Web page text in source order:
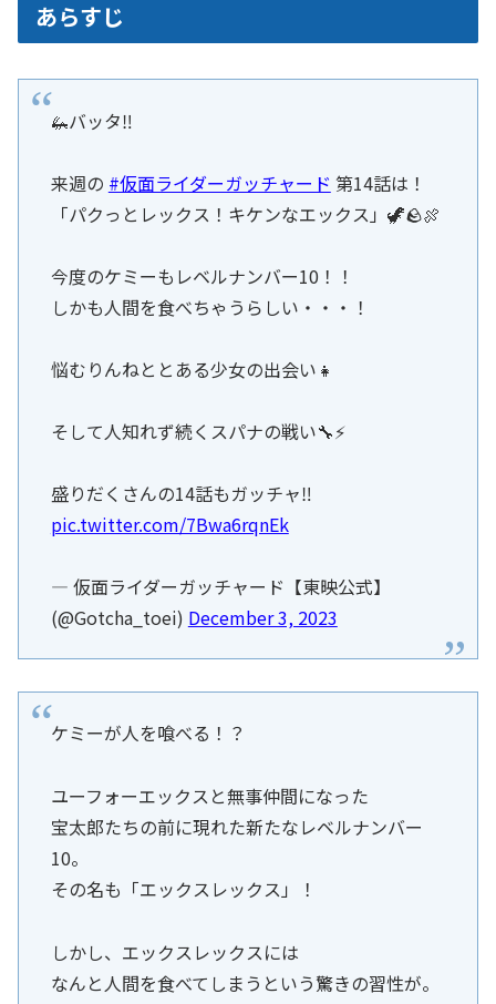
あらすじ
🦗バッタ‼️
来週の #仮面ライダーガッチャード 第14話は！
「パクっとレックス！キケンなエックス」🦖🪨🍖
今度のケミーもレベルナンバー10！！
しかも人間を食べちゃうらしい・・・！
悩むりんねととある少女の出会い👧
そして人知れず続くスパナの戦い🔧⚡️
盛りだくさんの14話もガッチャ‼️
pic.twitter.com/7Bwa6rqnEk
— 仮面ライダーガッチャード【東映公式】
(@Gotcha_toei) December 3, 2023
ケミーが人を喰べる！？
ユーフォーエックスと無事仲間になった
宝太郎たちの前に現れた新たなレベルナンバー
10。
その名も「エックスレックス」！
しかし、エックスレックスには
なんと人間を食べてしまうという驚きの習性が。